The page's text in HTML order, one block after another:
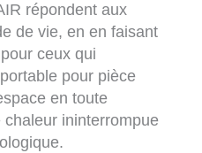
répondent aux
de vie, en en faisant
ceux qui
pour pièce
en toute
chaleur ininterrompue